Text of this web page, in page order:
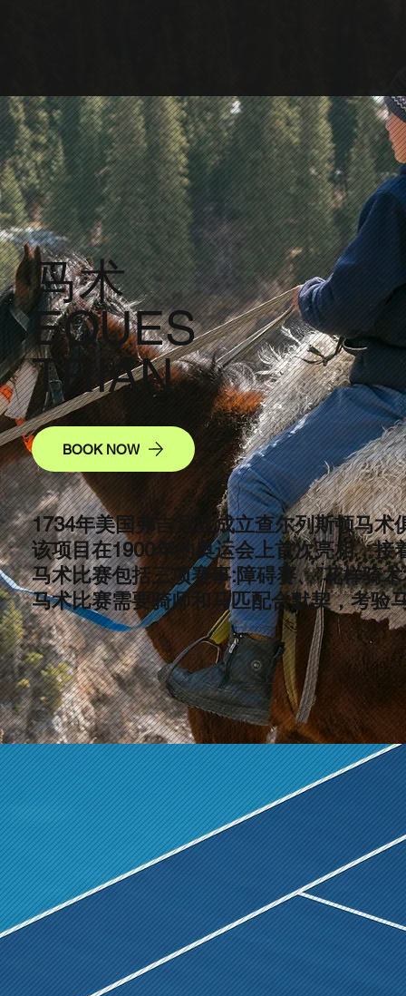
马术
EQUES
TRIAN
BOOK NOW
1734年美国弗吉尼亚成立查尔列斯顿马
该项目在1900年的奥运会上首次亮相，接
马术比赛包括三项赛事:障碍赛、”花样骑
马术比赛需要骑师和马匹配合默契，考验